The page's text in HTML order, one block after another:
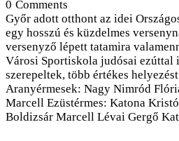
0 Comments
Győr adott otthont az idei
egy hosszú és küzdelmes
versenyző lépett tatamira
Városi Sportiskola judósai ezúttal
szerepeltek, több értékes
Aranyérmesek: Nagy Nimród
Marcell Ezüstérmes: Katona
Boldizsár Marcell Lévai Gergő